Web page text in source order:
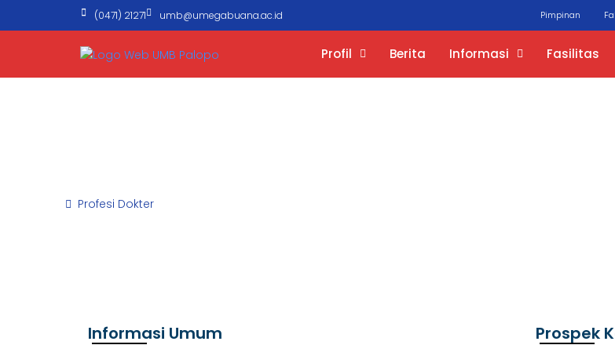
(0471) 21271 umb@umegabuana.ac.id Pimpinan
Profil Berita Informasi Fasilitas
Profesi Dokter
Informasi Umum Prospek